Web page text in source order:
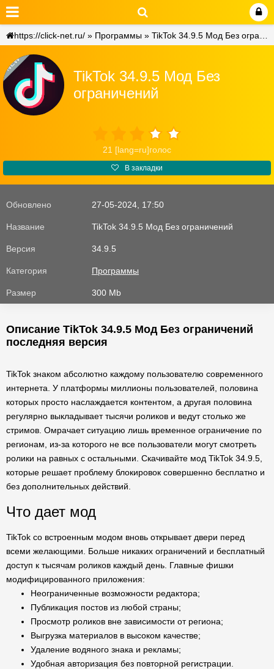
https://click-net.ru/ » Программы » TikTok 34.9.5 Мод Без ограничений
NEW
TikTok 34.9.5 Мод Без
ограничений
21 [lang=ru]голос
В закладки
Обновлено 27-05-2024, 17:50
Название TikTok 34.9.5 Мод Без ограничений
Версия 34.9.5
Категория Программы
Размер 300 Mb
Описание TikTok 34.9.5 Мод Без ограничений
последняя версия
TikTok знаком абсолютно каждому пользователю современного
интернета. У платформы миллионы пользователей, половина
которых просто наслаждается контентом, а другая половина
регулярно выкладывает тысячи роликов и ведут столько же
стримов. Омрачает ситуацию лишь временное ограничение по
регионам, из-за которого не все пользователи могут смотреть
ролики на равных с остальными. Скачивайте мод TikTok 34.9.5,
которые решает проблему блокировок совершенно бесплатно и
без дополнительных действий.
Что дает мод
TikTok со встроенным модом вновь открывает двери перед
всеми желающими. Больше никаких ограничений и бесплатный
доступ к тысячам роликов каждый день. Главные фишки
модифицированного приложения:
Неограниченные возможности редактора;
Публикация постов из любой страны;
Просмотр роликов вне зависимости от региона;
Выгрузка материалов в высоком качестве;
Удаление водяного знака и рекламы;
Удобная авторизация без повторной регистрации.